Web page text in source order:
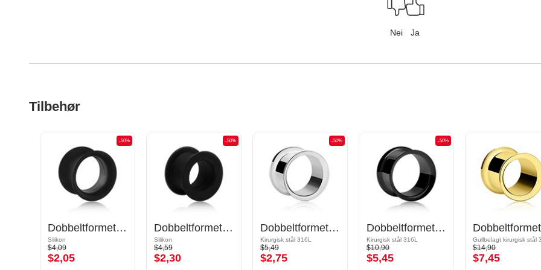
Nei Ja
Tilbehør
-50%
Dobbeltformet tunnel (silikon, forskjellige farger)
Silikon
$4,09
$2,05
-50%
Dobbeltformet tunnel (silikon, forskjellige farger)
Silikon
$4,59
$2,30
-50%
Dobbeltformet tunnel (kirurgisk stål, sølv, skinnende finish)
Kirurgisk stål 316L
$5,49
$2,75
-50%
Dobbeltformet tunnel (kirurgisk stål, svart, skinnende finish)
Kirurgisk stål 316L
$10,90
$5,45
$14,90
$7,45